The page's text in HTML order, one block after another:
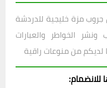
جروب مزة خليجية للدردشة
ونشر الخواطر والعبارات
لديكم من منوعات راقية
للانضمام: